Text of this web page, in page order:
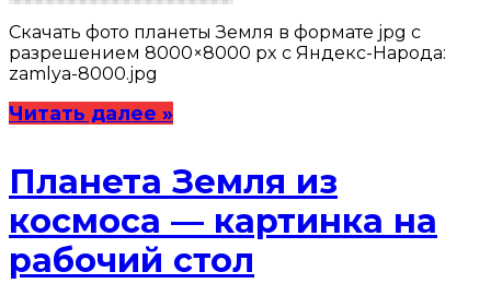
Скачать фото планеты Земля в формате jpg с
разрешением 8000×8000 px с Яндекс-Народа:
zamlya-8000.jpg
Читать далее »
Планета Земля из
космоса — картинка на
рабочий стол